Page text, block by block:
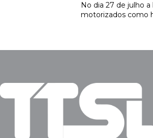
No dia 27 de julho
motorizados como